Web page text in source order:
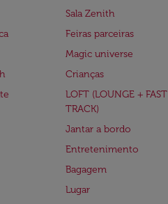
Sala Zenith
Feiras parceiras
Magic universe
Crianças
LOFT (LOUNGE + FAST
TRACK)
Jantar a bordo
Entretenimento
Bagagem
Lugar